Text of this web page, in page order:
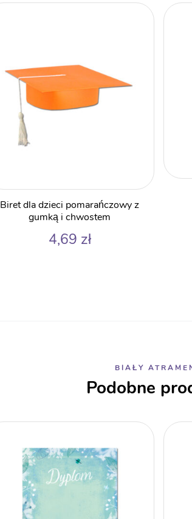
Biret dla dzieci pomarańczowy z
gumką i chwostem
4,69 zł
BIAŁY
Podobne